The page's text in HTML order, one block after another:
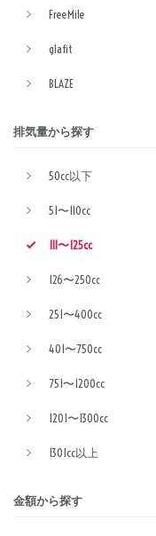
FreeMile
glafit
BLAZE
排気量から探す
50cc以下
51〜110cc
111〜125cc
126〜250cc
251〜400cc
401〜750cc
751〜1200cc
1201〜1300cc
1301cc以上
金額から探す